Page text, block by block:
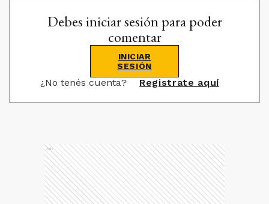
Debes iniciar sesión para poder
comentar
INICIAR
SESIÓN
¿No tenés cuenta? Registrate aquí
Ads